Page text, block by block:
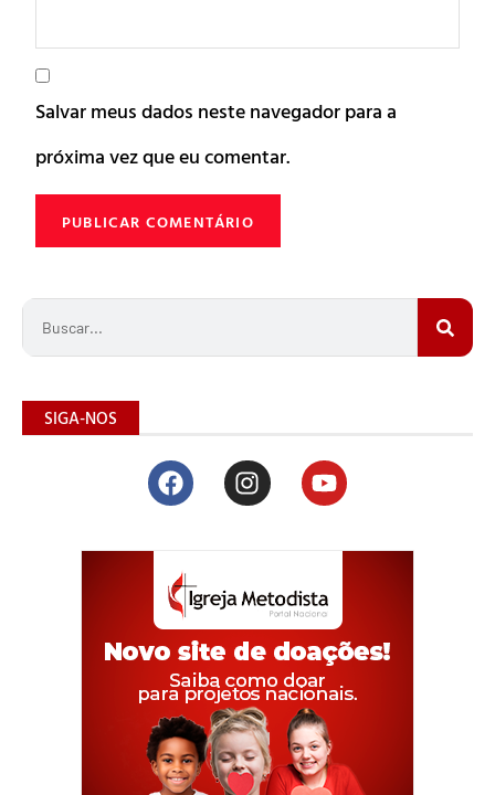
Salvar meus dados neste navegador para a
próxima vez que eu comentar.
SIGA-NOS